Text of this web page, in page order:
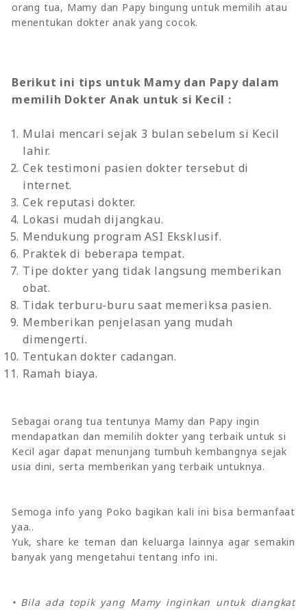
orang tua, Mamy dan Papy bingung untuk memilih atau
menentukan dokter anak yang cocok.
Berikut ini tips untuk Mamy dan Papy dalam
memilih Dokter Anak untuk si Kecil :
Mulai mencari sejak 3 bulan sebelum si Kecil
lahir.
Cek testimoni pasien dokter tersebut di
internet.
Cek reputasi dokter.
Lokasi mudah dijangkau.
Mendukung program ASI Eksklusif.
Praktek di beberapa tempat.
Tipe dokter yang tidak langsung memberikan
obat.
Tidak terburu-buru saat memeriksa pasien.
Memberikan penjelasan yang mudah
dimengerti.
Tentukan dokter cadangan.
Ramah biaya.
Sebagai orang tua tentunya Mamy dan Papy ingin
mendapatkan dan memilih dokter yang terbaik untuk si
Kecil agar dapat menunjang tumbuh kembangnya sejak
usia dini, serta memberikan yang terbaik untuknya.
Semoga info yang Poko bagikan kali ini bisa bermanfaat
yaa..
Yuk, share ke teman dan keluarga lainnya agar semakin
banyak yang mengetahui tentang info ini.
• Bila ada topik yang Mamy inginkan untuk diangkat